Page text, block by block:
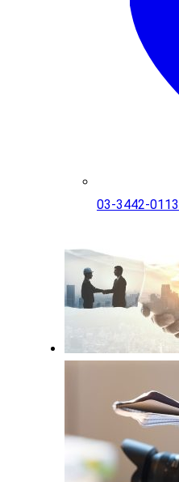
03-3442-0113